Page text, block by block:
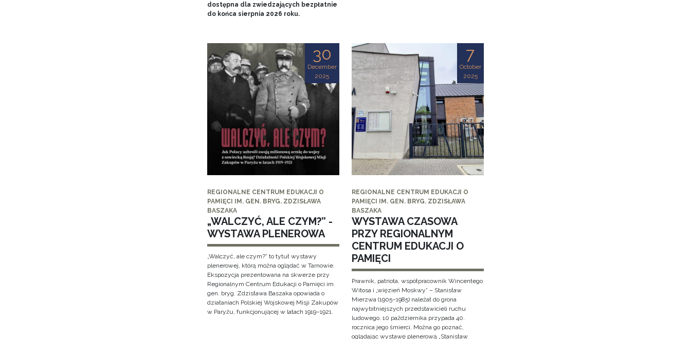
dostępna dla zwiedzających bezpłatnie
do końca sierpnia 2026 roku.
30
December
2025
REGIONALNE CENTRUM EDUKACJI O
PAMIĘCI IM. GEN. BRYG. ZDZISŁAWA
BASZAKA
„WALCZYĆ, ALE CZYM?” -
WYSTAWA PLENEROWA
„Walczyć, ale czym?” to tytuł wystawy
plenerowej, którą można oglądać w Tarnowie.
Ekspozycja prezentowana na skwerze przy
Regionalnym Centrum Edukacji o Pamięci im.
gen. bryg. Zdzisława Baszaka opowiada o
działaniach Polskiej Wojskowej Misji Zakupów
w Paryżu, funkcjonującej w latach 1919–1921.
7
October
2025
REGIONALNE CENTRUM EDUKACJI O
PAMIĘCI IM. GEN. BRYG. ZDZISŁAWA
BASZAKA
WYSTAWA CZASOWA
PRZY REGIONALNYM
CENTRUM EDUKACJI O
PAMIĘCI
Prawnik, patriota, współpracownik Wincentego
Witosa i „więzień Moskwy” – Stanisław
Mierzwa (1905–1985) należał do grona
najwybitniejszych przedstawicieli ruchu
ludowego. 10 października przypada 40.
rocznica jego śmierci. Można go poznać,
oglądając wystawę plenerową „Stanisław